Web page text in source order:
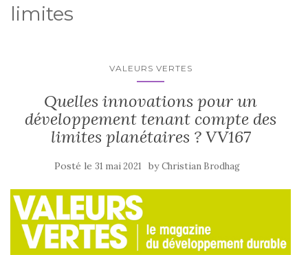
limites
VALEURS VERTES
Quelles innovations pour un
développement tenant compte des
limites planétaires ? VV167
Posté le 31 mai 2021 byChristian Brodhag